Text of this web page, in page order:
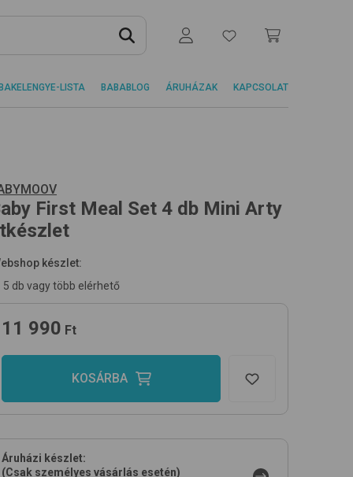
LISTA BABABLOG ÁRUHÁZAK KAPCSOLAT
First Meal Set 4 db Mini Arty
készlet:
5 db vagy több elérhető
11 990 Ft
KOSÁRBA
Áruházi készlet:
(Csak személyes vásárlás esetén)